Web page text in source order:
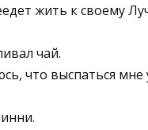
жить к своему
чай.
что выспаться мне